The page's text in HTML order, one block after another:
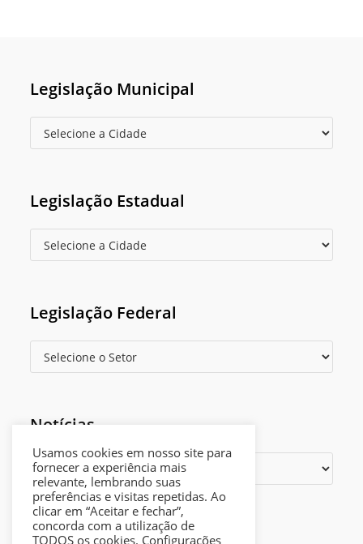
Legislação Municipal
Legislação Estadual
Legislação Federal
Notícias
Política de privacidadeOpens
in
Usamos cookies em nosso site para
fornecer a experiência mais
relevante, lembrando suas
preferências e visitas repetidas. Ao
clicar em “Aceitar e fechar”,
concorda com a utilização de
TODOS os cookies. Configurações